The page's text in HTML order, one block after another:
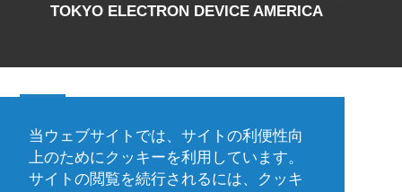
当ウェブサイトでは、サイトの利便性向
上のためにクッキーを利用しています。
サイトの閲覧を続行されるには、クッキ
TOKYO ELECTRON DEVICE AMERICA
会社概要 ご利用規約
プライバシーポリシー